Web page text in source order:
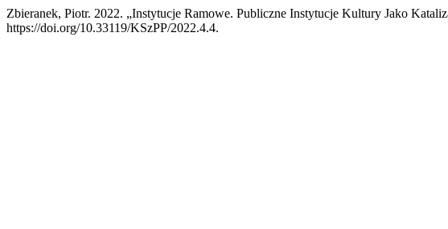
Zbieranek, Piotr. 2022. „Instytucje Ramowe. Publiczne Instytucje Kultury Jako
https://doi.org/10.33119/KSzPP/2022.4.4.